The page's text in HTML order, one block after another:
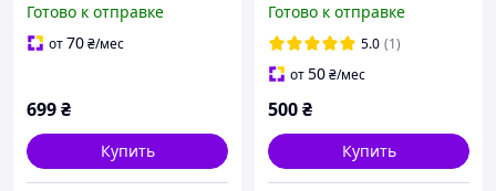
Крепление для
телевизора на стену с
Готово к отправке
от70₴/мес
699₴
Купить
BZ02-41 Крепление для
телевизора на стену 55
Готово к отправке
5.0 (1)
от50₴/мес
500₴
Купить